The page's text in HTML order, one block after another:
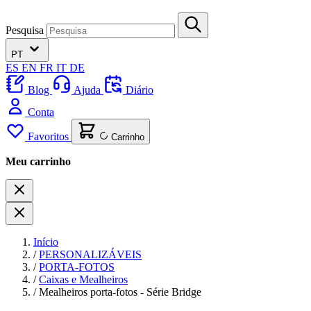
Pesquisa
PT
ES EN FR IT DE
Blog
Ajuda
Diário
Conta
Favoritos Carrinho
Meu carrinho
Início
/ PERSONALIZÁVEIS
/ PORTA-FOTOS
/ Caixas e Mealheiros
/ Mealheiros porta-fotos - Série Bridge